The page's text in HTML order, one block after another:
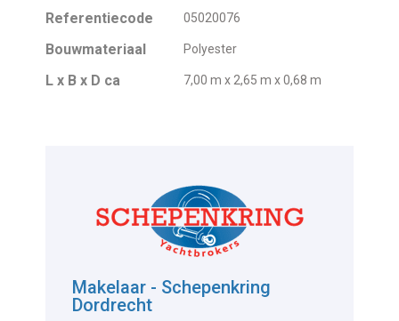
Referentiecode 05020076
Bouwmateriaal Polyester
L x B x D ca 7,00 m x 2,65 m x 0,68 m
Makelaar - Schepenkring
Dordrecht